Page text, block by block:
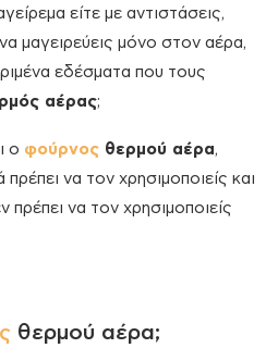
είτε με αντιστάσεις,
μαγειρεύεις μόνο στον αέρα,
εδέσματα που τους
αέρας;
ο φούρνος θερμού αέρα,
να τον χρησιμοποιείς και
πρέπει να τον χρησιμοποιείς
θερμού αέρα;